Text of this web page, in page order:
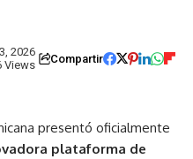
2026
Views Compartir
presentó oficialmente
plataforma de